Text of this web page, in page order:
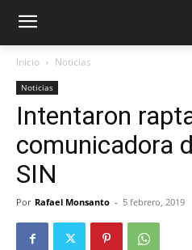
Inicio Noticias
Noticias
Intentaron
comunicadora
SIN
Por Rafael Monsanto - 5 febrero, 2019